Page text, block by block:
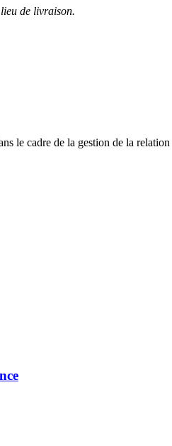
de livraison.
le cadre de la gestion de la